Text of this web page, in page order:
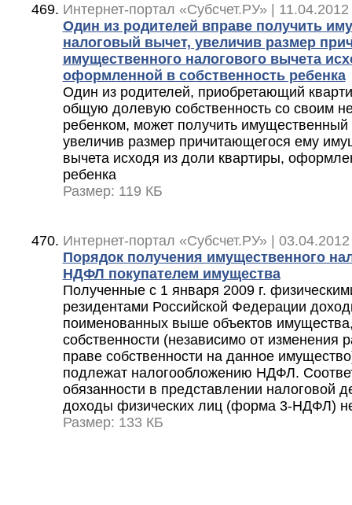
Интернет-портал «Субсчет.РУ» |
Один из родителей вправе получить
налоговый вычет, увеличив размер
имущественного налогового вычета
оформленной в собственность ребенка
Один из родителей, приобретающий
общую долевую собственность со своим
ребенком, может получить имущественный
увеличив размер причитающегося ему
вычета исходя из доли квартиры,
ребенка
Размер: 119 КБ
Интернет-портал «Субсчет.РУ» |
Порядок получения имущественного
НДФЛ покупателем имущества
Полученные с 1 января 2009 г.
резидентами Российской Федерации
поименованных выше объектов
собственности (независимо от изменения
праве собственности на данное
подлежат налогообложению НДФЛ.
обязанности в представлении налоговой
доходы физических лиц (форма 3-НДФЛ)
Размер: 133 КБ